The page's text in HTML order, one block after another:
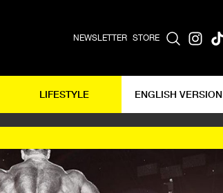
NEWSLETTER STORE
LIFESTYLE ENGLISH VERSION